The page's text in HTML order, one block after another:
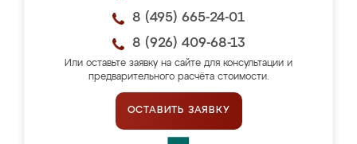
8 (495) 665-24-01
8 (926) 409-68-13
Или оставьте заявку на сайте для консультации и
предварительного расчёта стоимости.
ОСТАВИТЬ ЗАЯВКУ